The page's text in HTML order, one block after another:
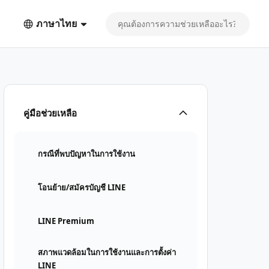
ภาษาไทย
คู่มือช่วยเหลือ
กรณีที่พบปัญหาในการใช้งาน
โอนย้าย/สมัครบัญชี LINE
LINE Premium
สภาพแวดล้อมในการใช้งานและการตั้งค่า
LINE